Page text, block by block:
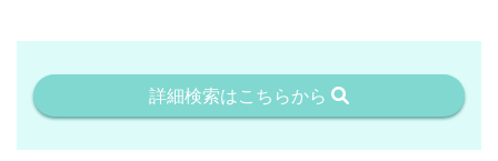
詳細検索はこちらから